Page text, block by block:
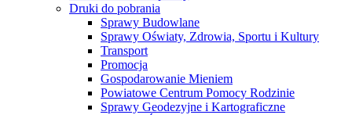
Druki do pobrania
Sprawy Budowlane
Sprawy Oświaty, Zdrowia, Sportu i Kultury
Transport
Promocja
Gospodarowanie Mieniem
Powiatowe Centrum Pomocy Rodzinie
Sprawy Geodezyjne i Kartograficzne